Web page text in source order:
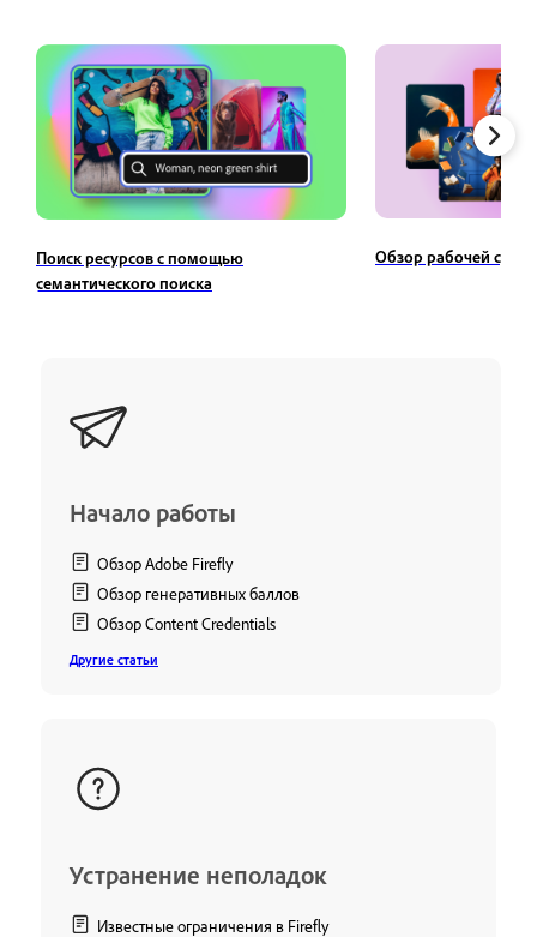
Поиск ресурсов с помощью
семантического поиска
Обзор рабочей
Начало работы
Обзор Adobe Firefly
Обзор генеративных баллов
Обзор Content Credentials
Другие статьи
Устранение неполадок
Известные ограничения в Firefly